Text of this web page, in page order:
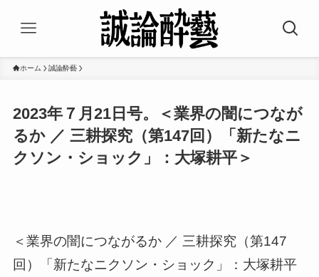
ホーム 誠論酔藝
2023年７月21日号。＜業界の闇につなが
るか ／ 三耕探究（第147回）「新たなニ
クソン・ショック」：大塚耕平＞
＜業界の闇につながるか ／ 三耕探究（第147
回）「新たなニクソン・ショック」：大塚耕平